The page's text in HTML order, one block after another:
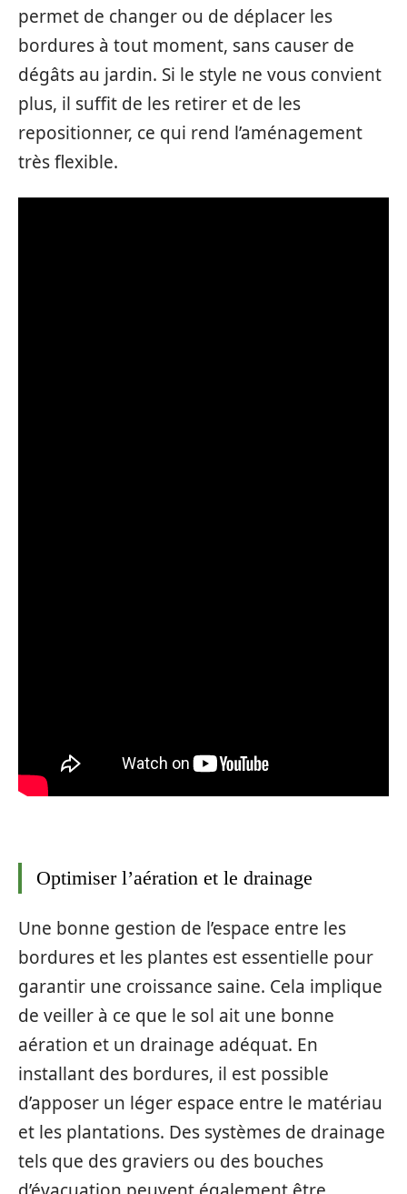
permet de changer ou de déplacer les
bordures à tout moment, sans causer de
dégâts au jardin. Si le style ne vous convient
plus, il suffit de les retirer et de les
repositionner, ce qui rend l’aménagement
très flexible.
Optimiser l’aération et le drainage
Une bonne gestion de l’espace entre les
bordures et les plantes est essentielle pour
garantir une croissance saine. Cela implique
de veiller à ce que le sol ait une bonne
aération et un drainage adéquat. En
installant des bordures, il est possible
d’apposer un léger espace entre le matériau
et les plantations. Des systèmes de drainage
tels que des graviers ou des bouches